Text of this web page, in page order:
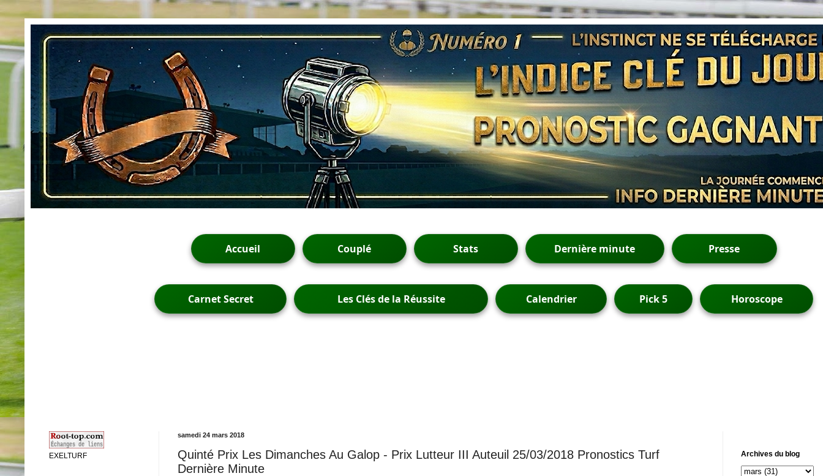
Accueil Couplé Stats Dernière minute Presse
Carnet Secret Les Clés de la Réussite Calendrier Pick 5 Horoscope
samedi 24 mars 2018
Quinté Prix Les Dimanches Au Galop - Prix Lutteur III Auteuil 25/03/2018 Pronostics Turf
Dernière Minute
EXELTURF Archives du blog